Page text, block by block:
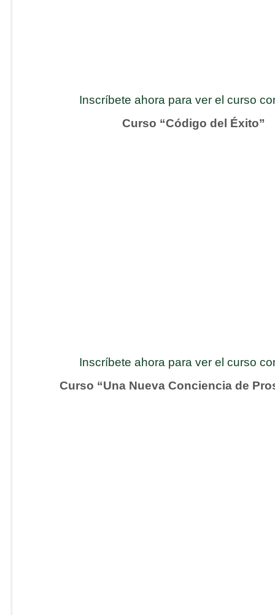
Inscríbete ahora para ver el curso
Curso “Código del Éxito”
Inscríbete ahora para ver el curso
Curso “Una Nueva Conciencia de